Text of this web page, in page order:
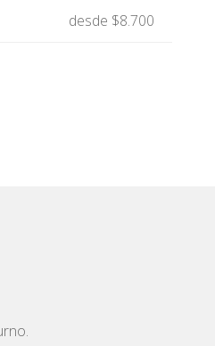
desde $8.700